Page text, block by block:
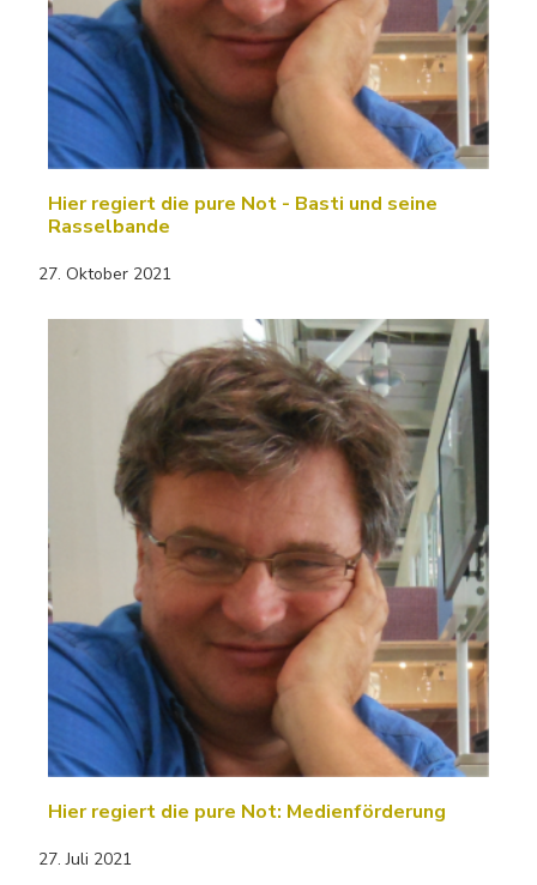
Hier regiert die pure Not - Basti und seine
Rasselbande
27. Oktober 2021
Hier regiert die pure Not: Medienförderung
27. Juli 2021